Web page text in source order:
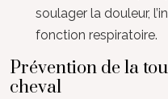
soulager la douleur,
fonction respiratoire.
Prévention de la
cheval